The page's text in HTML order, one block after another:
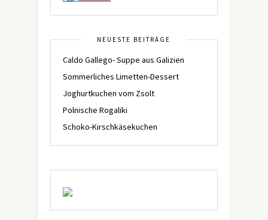
NEUESTE BEITRÄGE
Caldo Gallego- Suppe aus Galizien
Sommerliches Limetten-Dessert
Joghurtkuchen vom Zsolt
Polnische Rogaliki
Schoko-Kirschkäsekuchen